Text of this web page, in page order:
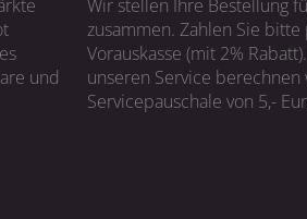
und
Wir stellen Ihre Bestellung
zusammen. Zahlen Sie bitte
Vorauskasse (mit 2%
unseren Service berechnen
Servicepauschale von 5,-